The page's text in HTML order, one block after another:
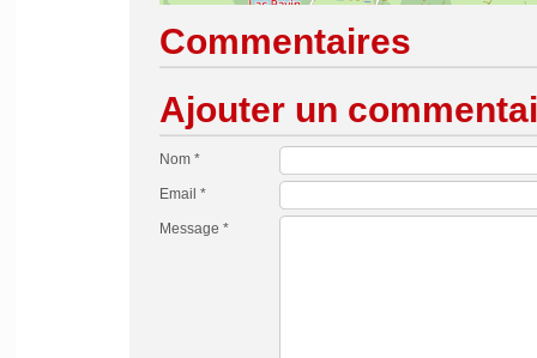
Commentaires
Ajouter un
Nom *
Email *
Message *